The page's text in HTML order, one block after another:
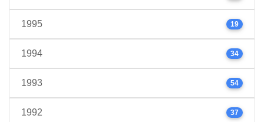
1995 19
1994 34
1993 54
1992 37